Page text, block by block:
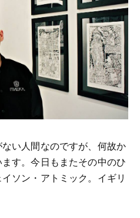
い人間なのですが、何故か
す。今日もまたその中のひ
ソン・アトミック。イギリ